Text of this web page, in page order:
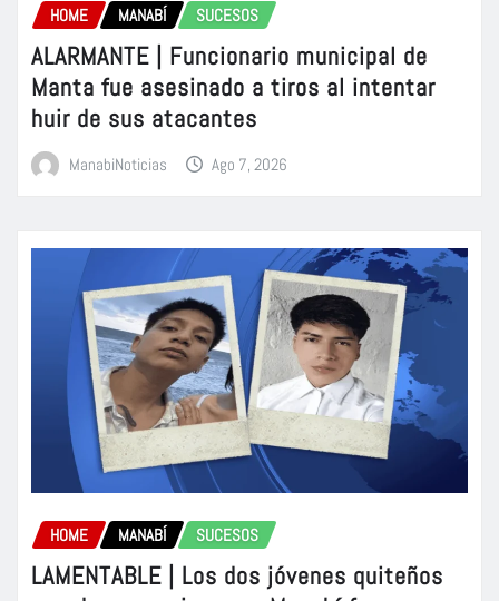
HOME MANABÍ SUCESOS
ALARMANTE | Funcionario municipal de
Manta fue asesinado a tiros al intentar
huir de sus atacantes
ManabiNoticias Ago 7, 2026
HOME MANABÍ SUCESOS
LAMENTABLE | Los dos jóvenes quiteños